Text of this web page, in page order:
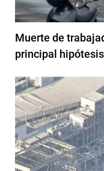
Muerte de
principal